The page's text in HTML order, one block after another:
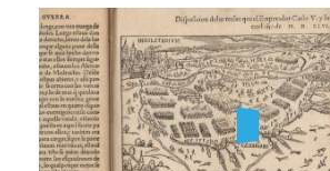
señor
don
Luis
de
Avuila
y
Zuñiga,